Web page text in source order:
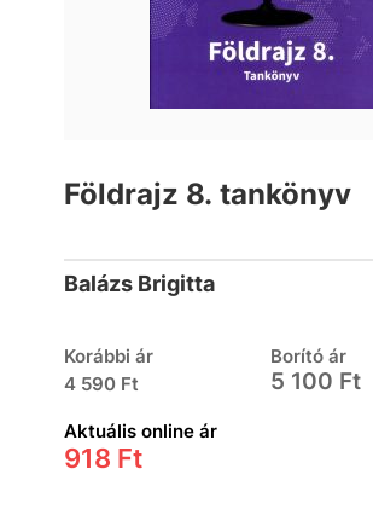
Földrajz 8. tankönyv
Balázs Brigitta
Korábbi ár
4 590 Ft
Borító ár
5 100 Ft
Aktuális online ár
918 Ft